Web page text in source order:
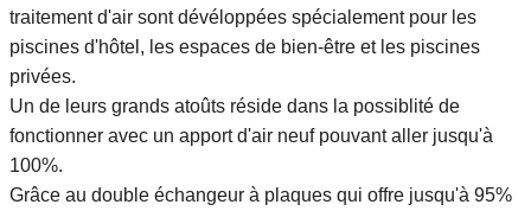
traitement d'air sont dévéloppées spécialement pour les
piscines d'hôtel, les espaces de bien-être et les piscines
privées.
Un de leurs grands atoûts réside dans la possiblité de
fonctionner avec un apport d'air neuf pouvant aller jusqu'à
100%.
Grâce au double échangeur à plaques qui offre jusqu'à 95%